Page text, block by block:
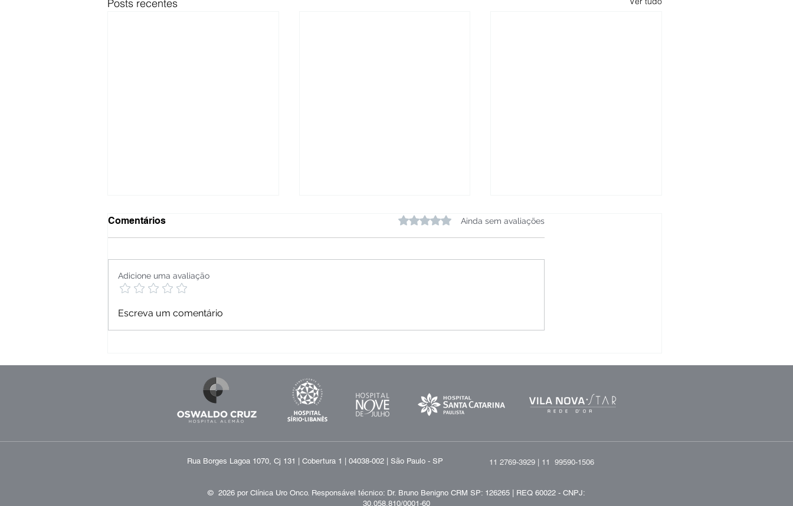
Posts recentes
Sintomas urinários: por que
Comentários Avaliado com 0 de 5 estrelas.
Ainda sem avaliações
Adicione uma avaliação
Escreva um comentário
Rua Borges Lagoa 1070, Cj 131 | Cobertura 1 | 04038-002 | São Paulo - SP 11 2769-3929 | 11 99590-1506
© 2026 por Clínica Uro Onco.Responsável técnico: Dr. Bruno Benigno CRM SP: 126265 | REQ 60022 - CNPJ:
30.058.810/0001-60